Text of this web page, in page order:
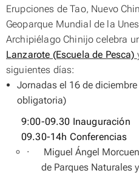
Erupciones de Tao, Nuevo
Geoparque Mundial de la
Archipiélago Chinijo celebra
Lanzarote (Escuela de Pesca)
siguientes días:
Jornadas el 16 de
obligatoria)
9:00-09.30 Inauguración
09.30-14h Conferencias
·
Miguel Ángel
de Parques Naturales